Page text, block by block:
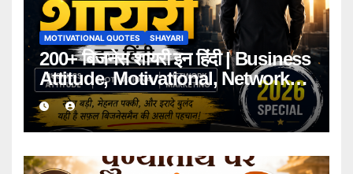
MOTIVATIONAL QUOTES SHAYARI
200+ बिजनेस शायरी इन हिंदी | Business
Attitude, Motivational, Network
Marketing Shayari 2026